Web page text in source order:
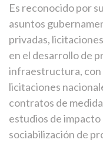
Es reconocido por
asuntos
privadas,
en el desarrollo de
infraestructura, con
licitaciones
contratos de
estudios de
sociabilización de